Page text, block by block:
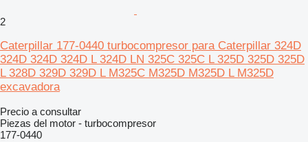
2
Caterpillar 177-0440 turbocompresor para Caterpillar 324D
324D 324D 324D L 324D LN 325C 325C L 325D 325D 325D
L 328D 329D 329D L M325C M325D M325D L M325D
excavadora
Precio a consultar
Piezas del motor - turbocompresor
177-0440